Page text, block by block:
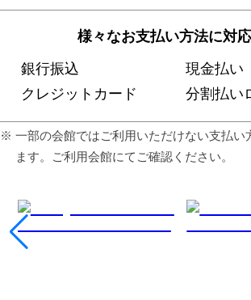
様々なお支払い方法に対応
銀行振込
現金払い
クレジットカード
分割払い
⼀部の会館ではご利⽤いただけない⽀払い
ます。ご利⽤会館にてご確認ください。